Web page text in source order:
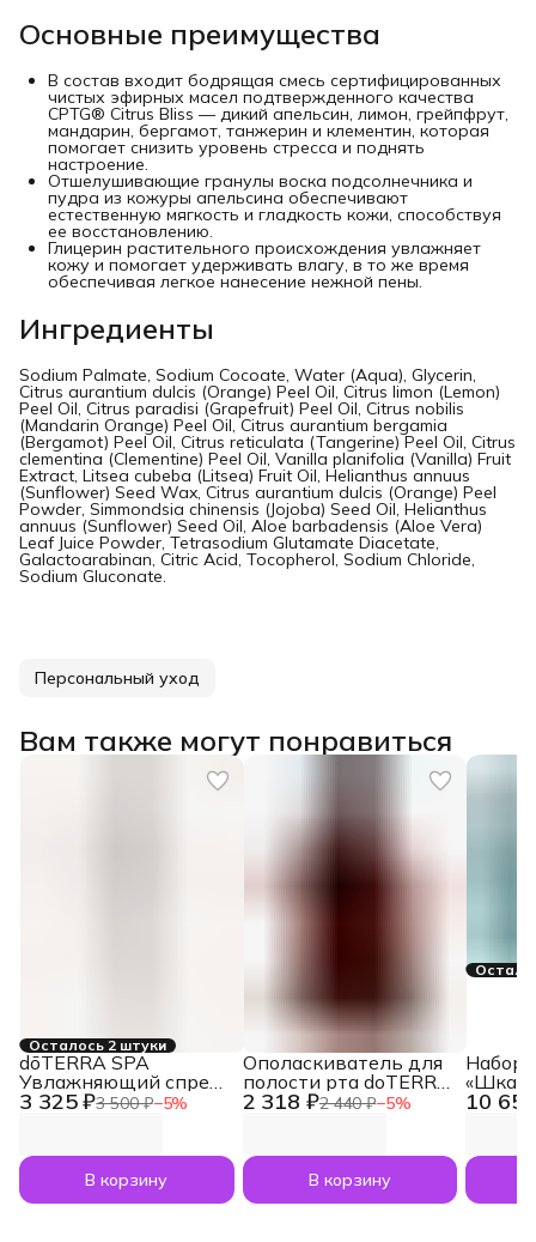
Основные преимущества
В состав входит бодрящая смесь сертифицированных
чистых эфирных масел подтвержденного качества
CPTG® Citrus Bliss — дикий апельсин, лимон, грейпфрут,
мандарин, бергамот, танжерин и клементин, которая
помогает снизить уровень стресса и поднять
настроение.
Отшелушивающие гранулы воска подсолнечника и
пудра из кожуры апельсина обеспечивают
естественную мягкость и гладкость кожи, способствуя
ее восстановлению.
Глицерин растительного происхождения увлажняет
кожу и помогает удерживать влагу, в то же время
обеспечивая легкое нанесение нежной пены.
Ингредиенты
Sodium Palmate, Sodium Cocoate, Water (Aqua), Glycerin,
Citrus aurantium dulcis (Orange) Peel Oil, Citrus limon (Lemon)
Peel Oil, Citrus paradisi (Grapefruit) Peel Oil, Citrus nobilis
(Mandarin Orange) Peel Oil, Citrus aurantium bergamia
(Bergamot) Peel Oil, Citrus reticulata (Tangerine) Peel Oil, Citrus
clementina (Clementine) Peel Oil, Vanilla planifolia (Vanilla) Fruit
Extract, Litsea cubeba (Litsea) Fruit Oil, Helianthus annuus
(Sunflower) Seed Wax, Citrus aurantium dulcis (Orange) Peel
Powder, Simmondsia chinensis (Jojoba) Seed Oil, Helianthus
annuus (Sunflower) Seed Oil, Aloe barbadensis (Aloe Vera)
Leaf Juice Powder, Tetrasodium Glutamate Diacetate,
Galactoarabinan, Citric Acid, Tocopherol, Sodium Chloride,
Sodium Gluconate.
Персональный уход
Вам также могут понравиться
Осталось 2 штуки
3 325 ₽3 500 ₽−5%
dōTERRA SPA
Увлажняющий спрей
для тела Hydrating
В корзину
2 318 ₽2 440 ₽−5%
Ополаскиватель для
полости рта doTERRA
«On Guard», 473 мл
В корзину
10
Набор